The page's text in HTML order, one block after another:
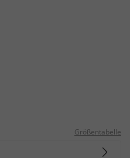
Größentabelle